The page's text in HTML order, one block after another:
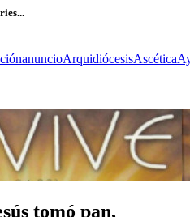
anuncioArquidiócesisAscética
tomó pan,